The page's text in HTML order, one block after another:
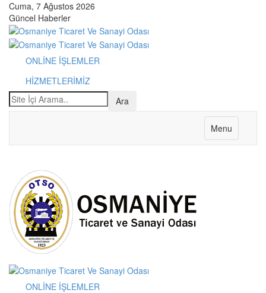
Cuma, 7 Ağustos 2026
Güncel Haberler
ONLİNE İŞLEMLER
HİZMETLERİMİZ
Menu
ONLİNE İŞLEMLER